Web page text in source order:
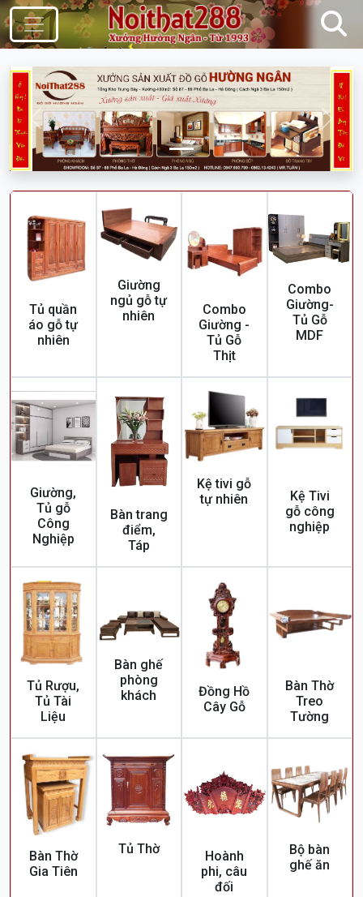
Điều Hướng
Trước Sau
Tủ quần
áo gỗ tự
nhiên
Giường
ngủ gỗ tự
nhiên
Combo
Giường -
Tủ Gỗ
Thịt
Combo
Giường-
Tủ Gỗ
MDF
Giường,
Tủ gỗ
Công
Nghiệp
Bàn trang
điểm,
Táp
Kệ tivi gỗ
tự nhiên
Kệ Tivi
gỗ công
nghiệp
Tủ Rượu,
Tủ Tài
Liệu
Bàn ghế
phòng
khách
Đồng Hồ
Cây Gỗ
Bàn Thờ
Treo
Tường
Bàn Thờ
Gia Tiên
Tủ Thờ
Hoành
phi, câu
đối
Bộ bàn
ghế ăn